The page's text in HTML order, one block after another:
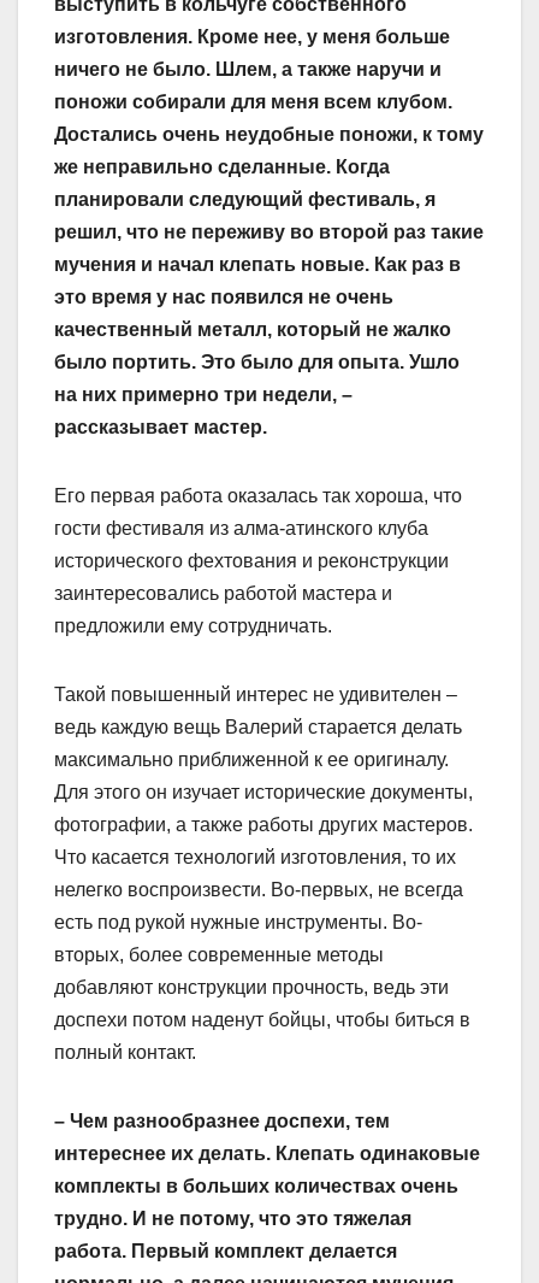
выступить в кольчуге собственного
изготовления. Кроме нее, у меня больше
ничего не было. Шлем, а также наручи и
поножи собирали для меня всем клубом.
Достались очень неудобные поножи, к тому
же неправильно сделанные. Когда
планировали следующий фестиваль, я
решил, что не переживу во второй раз такие
мучения и начал клепать новые. Как раз в
это время у нас появился не очень
качественный металл, который не жалко
было портить. Это было для опыта. Ушло
на них примерно три недели, –
рассказывает мастер.
Его первая работа оказалась так хороша, что
гости фестиваля из алма-атинского клуба
исторического фехтования и реконструкции
заинтересовались работой мастера и
предложили ему сотрудничать.
Такой повышенный интерес не удивителен –
ведь каждую вещь Валерий старается делать
максимально приближенной к ее оригиналу.
Для этого он изучает исторические документы,
фотографии, а также работы других мастеров.
Что касается технологий изготовления, то их
нелегко воспроизвести. Во-первых, не всегда
есть под рукой нужные инструменты. Во-
вторых, более со­временные методы
добавляют конструкции прочность, ведь эти
доспехи потом наденут бойцы, чтобы биться в
полный контакт.
– Чем разнообразнее доспехи, тем
интереснее их делать. Клепать одинаковые
комплекты в больших количествах очень
трудно. И не потому, что это тяжелая
работа. Первый комплект делается